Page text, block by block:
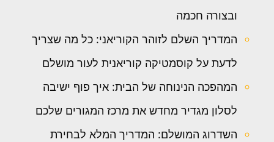
ובצורה חכמה
המדריך השלם לזוהר הקוריאני: כל מה שצריך
לדעת על קוסמטיקה קוריאנית לעור מושלם
המהפכה הנינוחה של הבית: איך פוף ישיבה
לסלון מגדיר מחדש את מרכז המגורים שלכם
השדרוג המושלם: המדריך המלא לבחירת